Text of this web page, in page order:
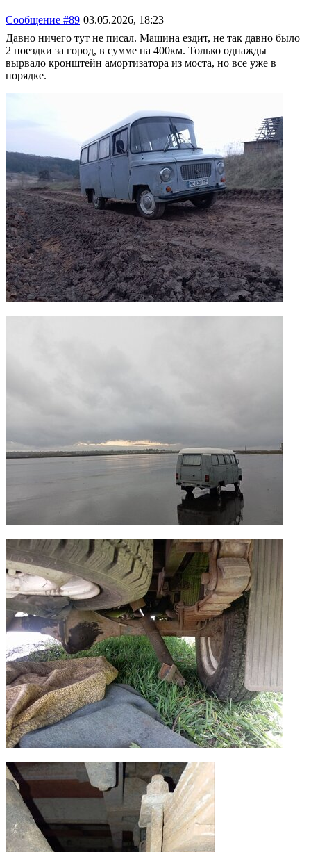
Сообщение #89 03.05.2026, 18:23
Давно ничего тут не писал. Машина ездит, не так давно было
2 поездки за город, в сумме на 400км. Только однажды
вырвало кронштейн амортизатора из моста, но все уже в
порядке.